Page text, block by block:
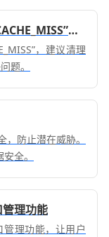
Chrome浏览器下载失败提示“ERR_CACHE_MISS”怎么办
，建议清理
题。
防止潜在威胁。
全。
理功能
理功能，让用户